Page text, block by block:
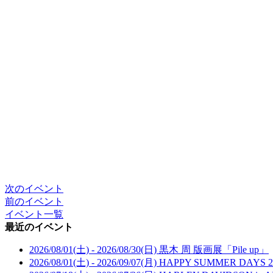
次のイベント
前のイベント
イベント一覧
最近のイベント
2026/08/01(土) - 2026/08/30(日) 黒木 周 版画展「Pile up」
2026/08/01(土) - 2026/09/07(月) HAPPY SUMMER DAYS